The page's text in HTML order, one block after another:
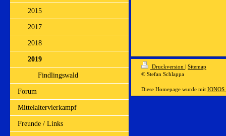
2015
2017
2018
2019
Findlingswald
Forum
Mittelaltervierkampf
Freunde / Links
Druckversion | Sitemap
© Stefan Schlappa
Diese Homepage wurde mit IONOS